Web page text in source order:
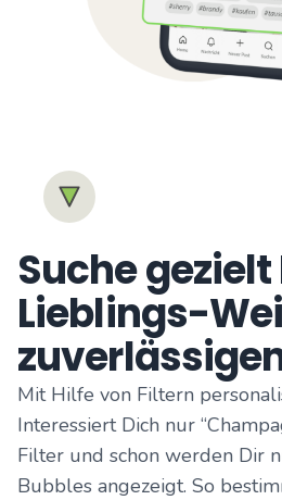
Suche gezielt
Lieblings-
Mit Hilfe von Filtern
Interessiert Dich nur
Filter und schon werden Dir
Bubbles angezeigt. So